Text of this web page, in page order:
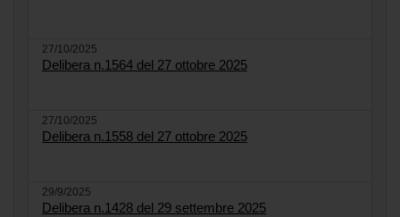
27/10/2025
Delibera n.1564 del 27 ottobre 2025
27/10/2025
Delibera n.1558 del 27 ottobre 2025
29/9/2025
Delibera n.1428 del 29 settembre 2025